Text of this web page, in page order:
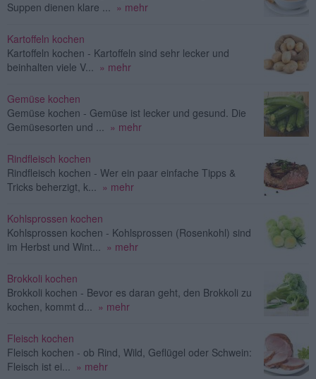
Suppen dienen klare ... » mehr
Kartoffeln kochen
Kartoffeln kochen - Kartoffeln sind sehr lecker und
beinhalten viele V... » mehr
Gemüse kochen
Gemüse kochen - Gemüse ist lecker und gesund. Die
Gemüsesorten und ... » mehr
Rindfleisch kochen
Rindfleisch kochen - Wer ein paar einfache Tipps &
Tricks beherzigt, k... » mehr
Kohlsprossen kochen
Kohlsprossen kochen - Kohlsprossen (Rosenkohl) sind
im Herbst und Wint... » mehr
Brokkoli kochen
Brokkoli kochen - Bevor es daran geht, den Brokkoli zu
kochen, kommt d... » mehr
Fleisch kochen
Fleisch kochen - ob Rind, Wild, Geflügel oder Schwein:
Fleisch ist ei... » mehr